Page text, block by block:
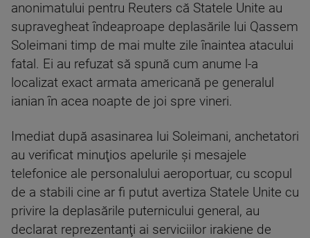
anonimatului pentru Reuters că Statele Unite au
supravegheat îndeaproape deplasările lui Qassem
Soleimani timp de mai multe zile înaintea atacului
fatal. Ei au refuzat să spună cum anume l-a
localizat exact armata americană pe generalul
ianian în acea noapte de joi spre vineri.
Imediat după asasinarea lui Soleimani, anchetatori
au verificat minuţios apelurile şi mesajele
telefonice ale personalului aeroportuar, cu scopul
de a stabili cine ar fi putut avertiza Statele Unite cu
privire la deplasările puternicului general, au
declarat reprezentanţi ai serviciilor irakiene de